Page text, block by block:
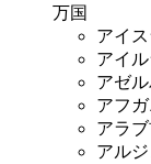
万国
アイ
アイ
アゼ
アフ
アラ
アル